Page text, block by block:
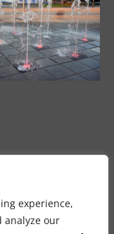
experience,
analyze our
ne smije stupati u